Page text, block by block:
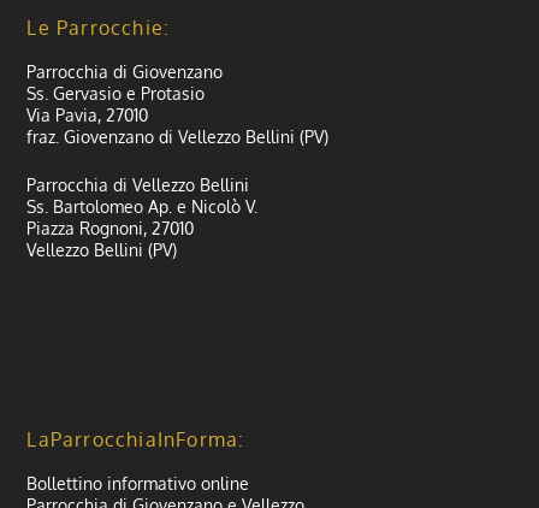
Le Parrocchie:
Parrocchia di Giovenzano
Ss. Gervasio e Protasio
Via Pavia, 27010
fraz. Giovenzano di Vellezzo Bellini (PV)
Parrocchia di Vellezzo Bellini
Ss. Bartolomeo Ap. e Nicolò V.
Piazza Rognoni, 27010
Vellezzo Bellini (PV)
LaParrocchiaInForma:
Bollettino informativo online